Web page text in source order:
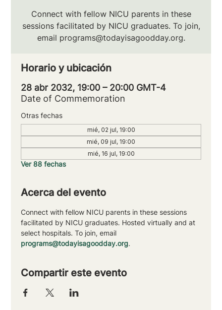
Connect with fellow NICU parents in these
sessions facilitated by NICU graduates. To join,
email programs@todayisagoodday.org.
Horario y ubicación
28 abr 2032, 19:00 – 20:00 GMT-4
Date of Commemoration
Otras fechas
mié, 02 jul, 19:00
mié, 09 jul, 19:00
mié, 16 jul, 19:00
Ver 88 fechas
Acerca del evento
Connect with fellow NICU parents in these sessions
facilitated by NICU graduates. Hosted virtually and at
select hospitals. To join, email
programs@todayisagoodday.org.
Compartir este evento